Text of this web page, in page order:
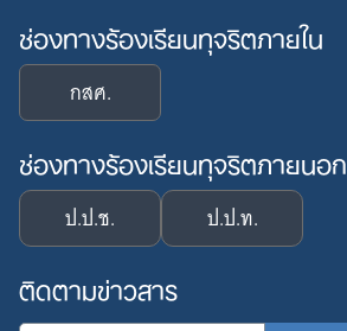
ช่องทางร้องเรียนทุจริตภายใน
กสศ.
ช่องทางร้องเรียนทุจริตภายนอก
ป.ป.ช. ป.ป.ท.
ติดตามข่าวสาร